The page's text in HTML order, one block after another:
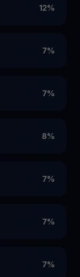
12%
7%
7%
8%
7%
7%
7%